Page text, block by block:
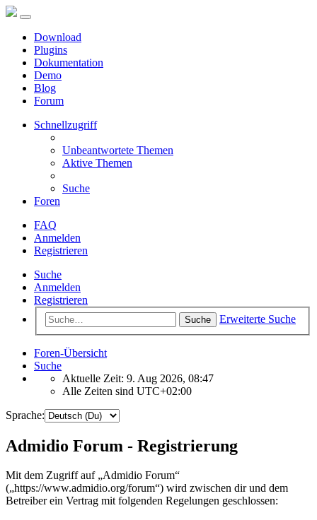
Download
Plugins
Dokumentation
Demo
Blog
Forum
Schnellzugriff
Unbeantwortete Themen
Aktive Themen
Suche
Foren
FAQ
Anmelden
Registrieren
Suche
Anmelden
Registrieren
Suche Erweiterte Suche
Foren-Übersicht
Suche
Aktuelle Zeit: 9. Aug 2026, 08:47
Alle Zeiten sind UTC+02:00
Sprache:
Admidio Forum - Registrierung
Mit dem Zugriff auf „Admidio Forum“
(„https://www.admidio.org/forum“) wird zwischen dir und dem
Betreiber ein Vertrag mit folgenden Regelungen geschlossen: